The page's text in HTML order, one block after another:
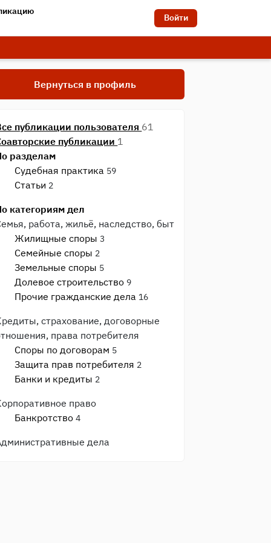
Войти
Вернуться в профиль
публикации пользователя 61
публикации 1
разделам
Судебная практика 59
Статьи 2
категориям дел
работа, жильё, наследство, быт
Жилищные споры 3
Семейные споры 2
Земельные споры 5
Долевое строительство 9
Прочие гражданские дела 16
страхование, договорные
права потребителя
Споры по договорам 5
Защита прав потребителя 2
Банки и кредиты 2
право
Банкротство 4
дела